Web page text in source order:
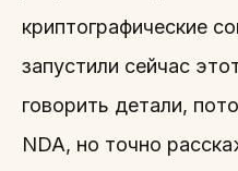
криптографические
запустили сейчас
говорить детали,
NDA, но точно